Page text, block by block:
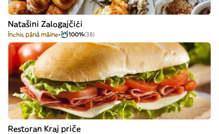
Natašini Zalogajčići
Închis până mâine 100%(38)
Restoran Kraj priče